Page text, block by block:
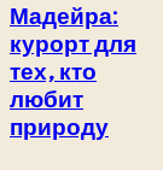
Мадейра:
курорт для
тех, кто
любит
природу